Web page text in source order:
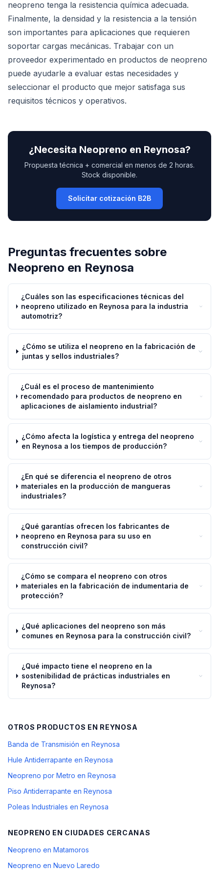
neopreno tenga la resistencia química adecuada.
Finalmente, la densidad y la resistencia a la tensión
son importantes para aplicaciones que requieren
soportar cargas mecánicas. Trabajar con un
proveedor experimentado en productos de neopreno
puede ayudarle a evaluar estas necesidades y
seleccionar el producto que mejor satisfaga sus
requisitos técnicos y operativos.
¿Necesita Neopreno en Reynosa?
Propuesta técnica + comercial en menos de 2 horas.
Stock disponible.
Solicitar cotización B2B
Preguntas frecuentes sobre
Neopreno en Reynosa
¿Cuáles son las especificaciones técnicas del
neopreno utilizado en Reynosa para la industria
automotriz?
¿Cómo se utiliza el neopreno en la fabricación de
juntas y sellos industriales?
¿Cuál es el proceso de mantenimiento
recomendado para productos de neopreno en
aplicaciones de aislamiento industrial?
¿Cómo afecta la logística y entrega del neopreno
en Reynosa a los tiempos de producción?
¿En qué se diferencia el neopreno de otros
materiales en la producción de mangueras
industriales?
¿Qué garantías ofrecen los fabricantes de
neopreno en Reynosa para su uso en
construcción civil?
¿Cómo se compara el neopreno con otros
materiales en la fabricación de indumentaria de
protección?
¿Qué aplicaciones del neopreno son más
comunes en Reynosa para la construcción civil?
¿Qué impacto tiene el neopreno en la
sostenibilidad de prácticas industriales en
Reynosa?
OTROS PRODUCTOS EN REYNOSA
Banda de Transmisión en Reynosa
Hule Antiderrapante en Reynosa
Neopreno por Metro en Reynosa
Piso Antiderrapante en Reynosa
Poleas Industriales en Reynosa
NEOPRENO EN CIUDADES CERCANAS
Neopreno en Matamoros
Neopreno en Nuevo Laredo